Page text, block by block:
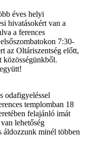
éves helyi
hivatásokért van a
a ferences
7:30-
az Oltáriszentség előtt,
közösségünkből.
odafigyeléssel
templomban 18
felajánló imát
lehetőség
áldozzunk minél többen